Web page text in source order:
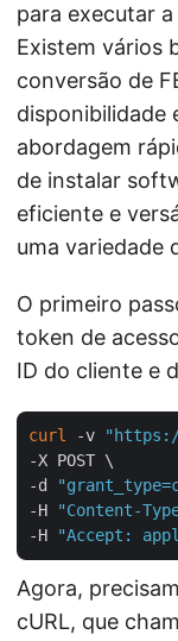
para executar
Existem vários
conversão de
disponibilidade
abordagem
de instalar
eficiente e
uma variedade
O primeiro
token de
ID do cliente e
curl -v
-X POST \
-d
-H
"Content-
-H
"Accept:
Agora,
cURL, que